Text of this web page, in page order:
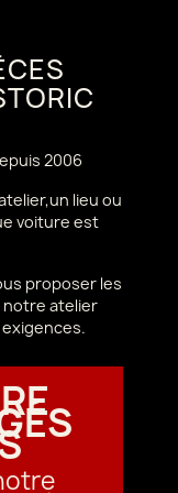
2006
lieu ou
voiture est
proposer les
notre atelier